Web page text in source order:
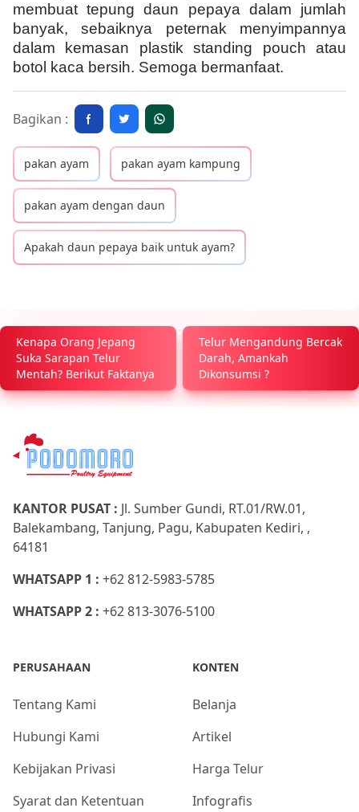
membuat tepung daun pepaya dalam jumlah
banyak, sebaiknya peternak menyimpannya
dalam kemasan plastik standing pouch atau
botol kaca bersih. Semoga bermanfaat.
Bagikan :
pakan ayam pakan ayam kampung
pakan ayam dengan daun
Apakah daun pepaya baik untuk ayam?
Kenapa Orang Jepang
Suka Sarapan Telur
Mentah? Berikut Faktanya
Telur Mengandung Bercak
Darah, Amankah
Dikonsumsi ?
KANTOR PUSAT : Jl. Sumber Gundi, RT.01/RW.01,
Balekambang, Tanjung, Pagu, Kabupaten Kediri, ,
64181
WHATSAPP 1 : +62 812-5983-5785
WHATSAPP 2 : +62 813-3076-5100
PERUSAHAAN
Tentang Kami
Hubungi Kami
Kebijakan Privasi
Syarat dan Ketentuan
KONTEN
Belanja
Artikel
Harga Telur
Infografis